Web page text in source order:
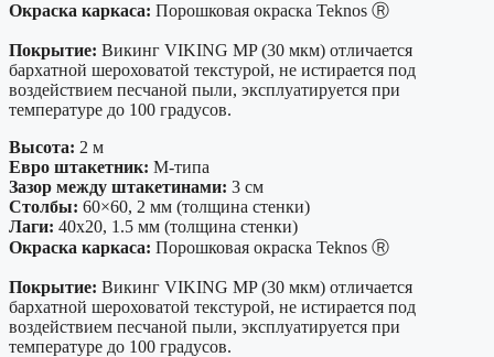
Окраска каркаса: Порошковая окраска Teknos Ⓡ
Покрытие: Викинг VIKING MP (30 мкм) отличается
бархатной шероховатой текстурой, не истирается под
воздействием песчаной пыли, эксплуатируется при
температуре до 100 градусов.
Высота: 2 м
Евро штакетник: М-типа
Зазор между штакетинами: 3 см
Столбы: 60×60, 2 мм (толщина стенки)
Лаги: 40х20, 1.5 мм (толщина стенки)
Окраска каркаса: Порошковая окраска Teknos Ⓡ
Покрытие: Викинг VIKING MP (30 мкм) отличается
бархатной шероховатой текстурой, не истирается под
воздействием песчаной пыли, эксплуатируется при
температуре до 100 градусов.